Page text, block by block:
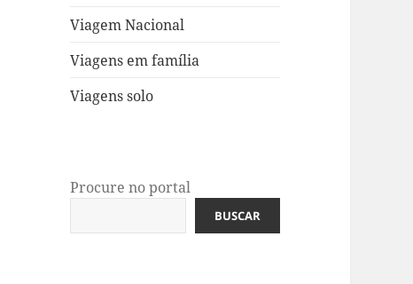
Viagem Nacional
Viagens em família
Viagens solo
Procure no portal
BUSCAR